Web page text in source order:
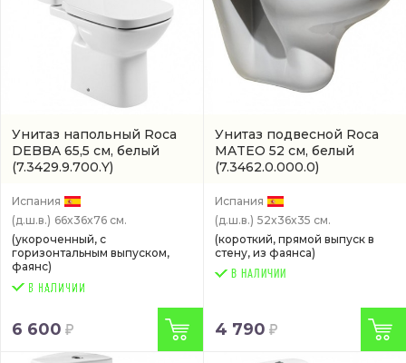
Унитаз напольный Roca
DEBBA 65,5 см, белый
(7.3429.9.700.Y)
Испания
(д.ш.в.) 66x36x76 см.
(укороченный, с
горизонтальным выпуском,
фаянс)
6 600
Унитаз подвесной Roca
MATEO 52 см, белый
(7.3462.0.000.0)
Испания
(д.ш.в.) 52x36x35 см.
(короткий, прямой выпуск в
стену, из фаянса)
В НАЛИЧИИ
4 790